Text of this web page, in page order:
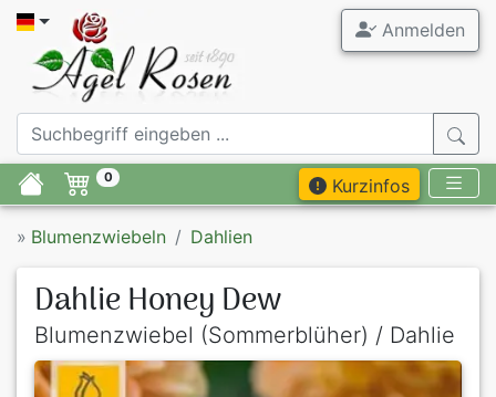
Anmelden
0 Kurzinfos
» Blumenzwiebeln Dahlien
Dahlie Honey Dew
Blumenzwiebel (Sommerblüher) / Dahlie